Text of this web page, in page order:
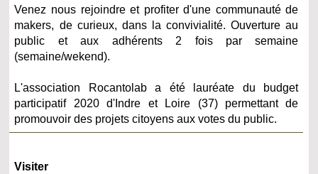
Venez nous rejoindre et profiter d'une communauté de
makers, de curieux, dans la convivialité. Ouverture au
public et aux adhérents 2 fois par semaine
(semaine/wekend).
L'association Rocantolab a été lauréate du budget
participatif 2020 d'Indre et Loire (37) permettant de
promouvoir des projets citoyens aux votes du public.
Visiter